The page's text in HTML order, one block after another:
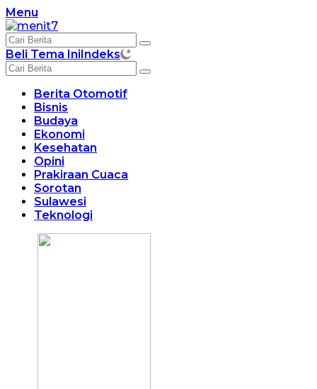
Langsung
ke
konten
Menu
Beli Tema IniIndeks
Berita Otomotif
Bisnis
Budaya
Ekonomi
Kesehatan
Opini
Prakiraan Cuaca
Sorotan
Sulawesi
Teknologi